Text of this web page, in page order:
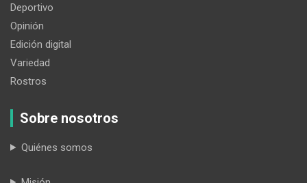
Deportivo
Opinión
Edición digital
Variedad
Rostros
Sobre nosotros
Quiénes somos